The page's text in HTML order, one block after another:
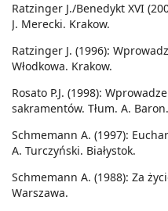
Ratzinger J./Benedykt XVI
J. Merecki. Krakow.
Ratzinger J. (1996):
Włodkowa. Krakow.
Rosato P.J. (1998):
sakramentów. Tłum. A.
Schmemann A. (1997):
A. Turczyński. Białystok.
Schmemann A. (1988): Za
Warszawa.